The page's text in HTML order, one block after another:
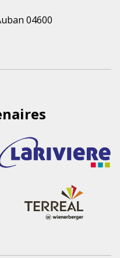
04600